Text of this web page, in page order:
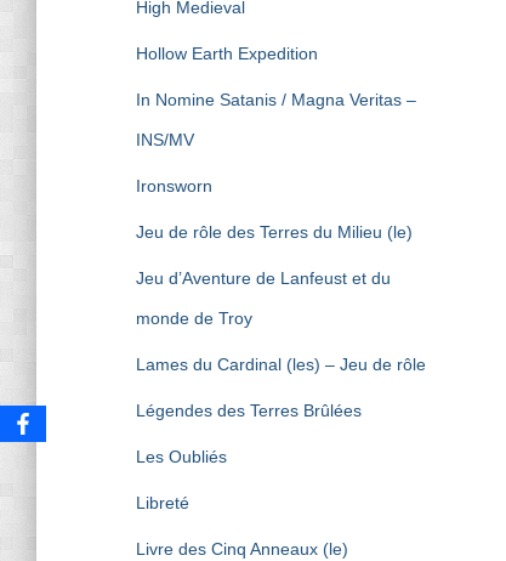
High Medieval
Hollow Earth Expedition
In Nomine Satanis / Magna Veritas –
INS/MV
Ironsworn
Jeu de rôle des Terres du Milieu (le)
Jeu d’Aventure de Lanfeust et du
monde de Troy
Lames du Cardinal (les) – Jeu de rôle
Légendes des Terres Brûlées
Les Oubliés
Libreté
Livre des Cinq Anneaux (le)